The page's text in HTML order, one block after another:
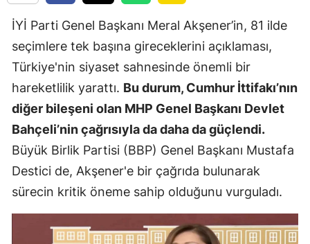
İYİ Parti Genel Başkanı Meral Akşener’in, 81 ilde
seçimlere tek başına gireceklerini açıklaması,
Türkiye'nin siyaset sahnesinde önemli bir
hareketlilik yarattı. Bu durum, Cumhur İttifakı’nın
diğer bileşeni olan MHP Genel Başkanı Devlet
Bahçeli’nin çağrısıyla da daha da güçlendi.
Büyük Birlik Partisi (BBP) Genel Başkanı Mustafa
Destici de, Akşener'e bir çağrıda bulunarak
sürecin kritik öneme sahip olduğunu vurguladı.